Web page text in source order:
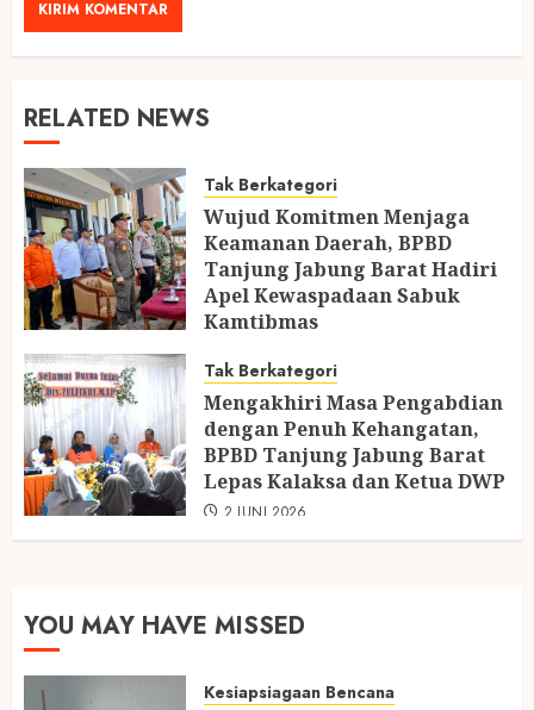
RELATED NEWS
Tak Berkategori
Wujud Komitmen Menjaga
Keamanan Daerah, BPBD
Tanjung Jabung Barat Hadiri
Apel Kewaspadaan Sabuk
Kamtibmas
Tak Berkategori
Mengakhiri Masa Pengabdian
dengan Penuh Kehangatan,
BPBD Tanjung Jabung Barat
Lepas Kalaksa dan Ketua DWP
2 JUNI 2026
YOU MAY HAVE MISSED
Kesiapsiagaan Bencana